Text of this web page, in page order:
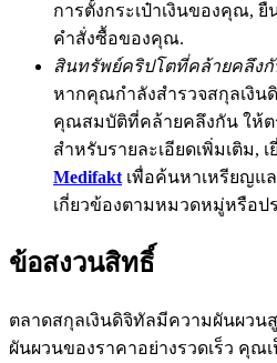
USDT New User Exclusive
USDT Flexible Staking | Daily
BTC New User Exclusive:
BTC Flexible Staking | Daily
การตั้งกระเป๋าเงินของคุณ,
คำสั่งซื้อของคุณ.
สินทรัพย์คริปโตที่คล้ายคลึงกั
หากคุณกำลังสำรวจสกุลเงิ
คุณสมบัติที่คล้ายคลึงกัน ให้ต
สำหรับรายละเอียดเพิ่มเติม,
Medifakt เพื่อค้นหาเหรียญแ
เกี่ยวข้องตามหมวดหมู่หรือป
ข้อสงวนสิทธิ์
ตลาดสกุลเงินดิจิทัลมีความผันผวน
ผันผวนของราคาอย่างรวดเร็ว คุ